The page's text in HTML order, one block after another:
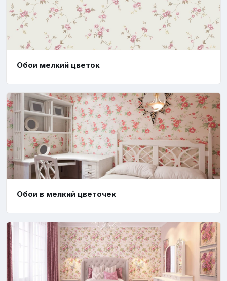
Обои мелкий цветок
Обои в мелкий цветочек